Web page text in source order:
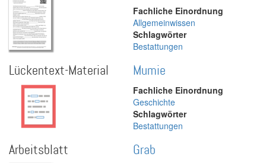
Fachliche Einordnung
Allgemeinwissen
Schlagwörter
Bestattungen
Lückentext-Material Mumie
Fachliche Einordnung
Geschichte
Schlagwörter
Bestattungen
Arbeitsblatt Grab